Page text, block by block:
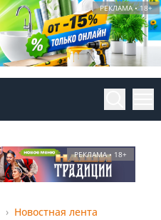
РЕКЛАМА • 18+
РЕКЛАМА • 18+
Новостная лента